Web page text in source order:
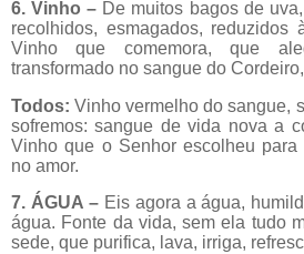
6. Vinho – De muitos bagos de
recolhidos, esmagados, reduzidos
Vinho que comemora, que
transformado no sangue do
Todos:Vinho vermelho do sangue,
sofremos: sangue de vida nova a
Vinho que o Senhor escolheu para
no amor.
7. ÁGUA – Eis agora a água,
água. Fonte da vida, sem ela tudo
sede, que purifica, lava, irriga,